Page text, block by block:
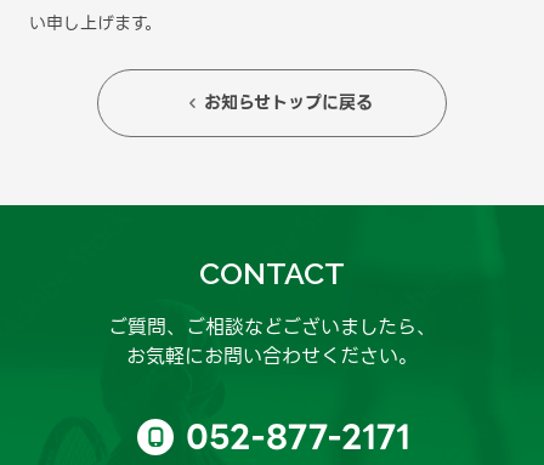
い申し上げます。
 お知らせトップに戻る
CONTACT
ご質問、ご相談などございましたら、
お気軽にお問い合わせください。
 052-877-2171